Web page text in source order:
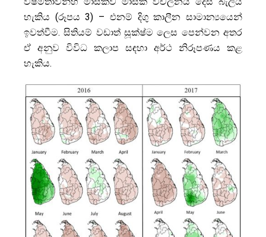
හැකිය (රූපය 3) – එනම් දිගු කාලීන සාමාන්‍යයෙන්
ඉවත්වීම. සිතියම් වඩාත් සූක්ෂ්ම ලෙස පෙන්වන අතර
ඒ අනුව විවිධ කලාප සඳහා අර්ථ නිරූපණය කළ
හැකිය.